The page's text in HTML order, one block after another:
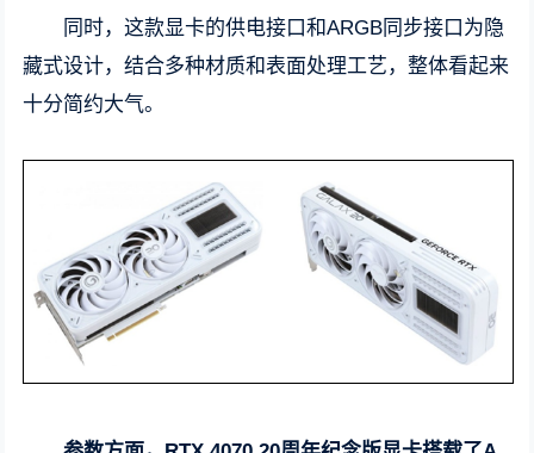
同时，这款显卡的供电接口和ARGB同步接口为隐
藏式设计，结合多种材质和表面处理工艺，整体看起来
十分简约大气。